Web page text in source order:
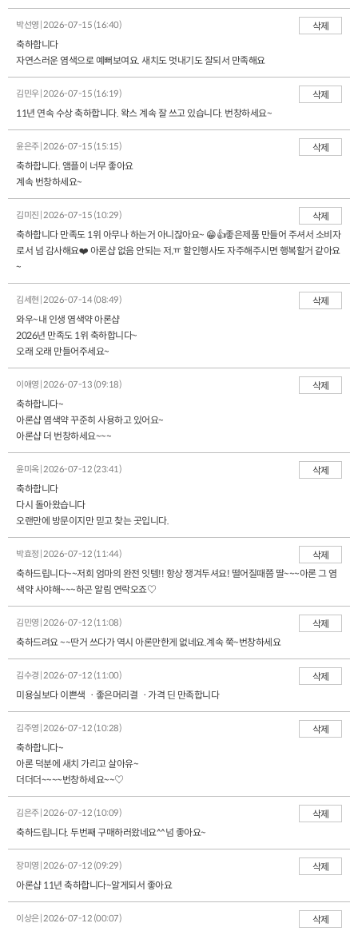
박선영 | 2026-07-15 (16:40)
삭제
축하합니다
자연스러운 염색으로 예뻐보여요. 새치도 멋내기도 잘되서 만족해요
김민우 | 2026-07-15 (16:19)
삭제
11년 연속 수상 축하합니다. 왁스 계속 잘 쓰고 있습니다. 번창하세요~
윤은주 | 2026-07-15 (15:15)
삭제
축하합니다. 앰플이 너무 좋아요
계속 번창하세요~
김미진 | 2026-07-15 (10:29)
삭제
축하합니다 만족도 1위 아무나 하는거 아니잖아요~ 😁👍좋은제품 만들어 주셔서 소비자
로서 넘 감사해요❤️ 아론샵 없음 안되는 저,ㅠ 할인행사도 자주해주시면 행복할거 같아요
~
김세현 | 2026-07-14 (08:49)
삭제
와우~내 인생 염색약 아론샵
2026년 만족도 1위 축하합니다~
오래 오래 만들어주세요~
이애영 | 2026-07-13 (09:18)
삭제
축하합니다~
아론샵 염색약 꾸준히 사용하고 있어요~
아론샵 더 번창하세요~~~
윤미옥 | 2026-07-12 (23:41)
삭제
축하합니다
다시 돌아왔습니다
오랜만에 방문이지만 믿고 찾는 곳입니다.
박효정 | 2026-07-12 (11:44)
삭제
축하드립니다~~저희 엄마의 완전 잇템!! 항상 쟁겨두셔요! 떨어질때쯤 딸~~~아론 그 염
색약 사야해~~~하곤 알림 연락오죠♡
김민영 | 2026-07-12 (11:08)
삭제
축하드려요 ~~딴거 쓰다가 역시 아론만한게 없네요.계속 쭉~번창하세요
김수경 | 2026-07-12 (11:00)
삭제
미용실보다 이쁜색 ㆍ좋은머리결 ㆍ가격 딘 만족합니다
김주영 | 2026-07-12 (10:28)
삭제
축하합니다~
아론 덕분에 새치 가리고 살아유~
더더더~~~~번창하세요~~♡
김은주 | 2026-07-12 (10:09)
삭제
축하드립니다. 두번째 구매하러왔네요^^넘 좋아요~
장미영 | 2026-07-12 (09:29)
삭제
아론샵 11년 축하합니다~알게되서 좋아요
이상은 | 2026-07-12 (00:07)
삭제